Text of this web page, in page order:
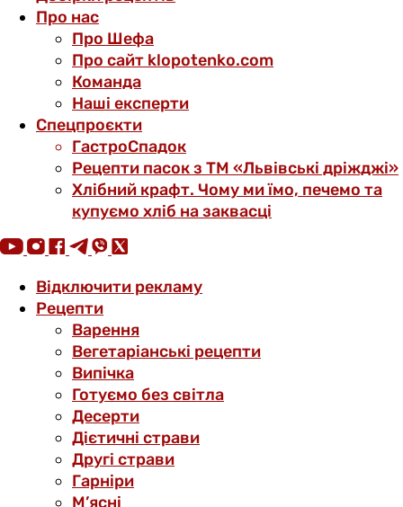
Про нас
Про Шефа
Про сайт klopotenko.com
Команда
Наші експерти
Спецпроєкти
ГастроСпадок
Рецепти пасок з ТМ «Львівські дріжджі»
Хлібний крафт. Чому ми їмо, печемо та
купуємо хліб на заквасці
Відключити рекламу
Рецепти
Варення
Вегетаріанські рецепти
Випічка
Готуємо без світла
Десерти
Дієтичні страви
Другі страви
Гарніри
М’ясні